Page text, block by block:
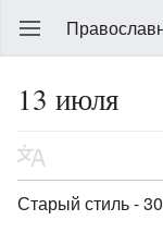
13 июля
Старый стиль -